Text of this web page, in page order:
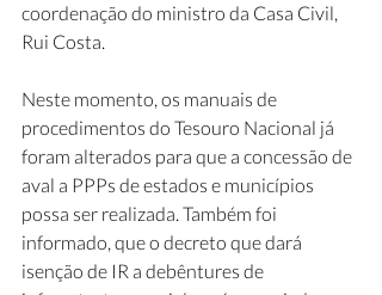
coordenação do ministro da Casa Civil,
Rui Costa.
Neste momento, os manuais de
procedimentos do Tesouro Nacional já
foram alterados para que a concessão de
aval a PPPs de estados e municípios
possa ser realizada. Também foi
informado, que o decreto que dará
isenção de IR a debêntures de